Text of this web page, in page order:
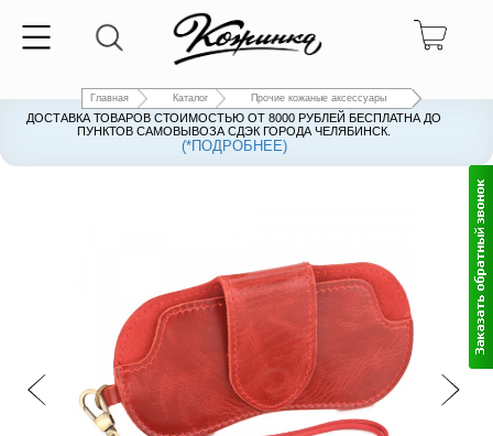
Главная Каталог Прочие кожаные аксессуары
ДОСТАВКА ТОВАРОВ СТОИМОСТЬЮ ОТ 8000 РУБЛЕЙ БЕСПЛАТНА ДО
ПУНКТОВ САМОВЫВОЗА СДЭК ГОРОДА ЧЕЛЯБИНСК.
(*ПОДРОБНЕЕ)